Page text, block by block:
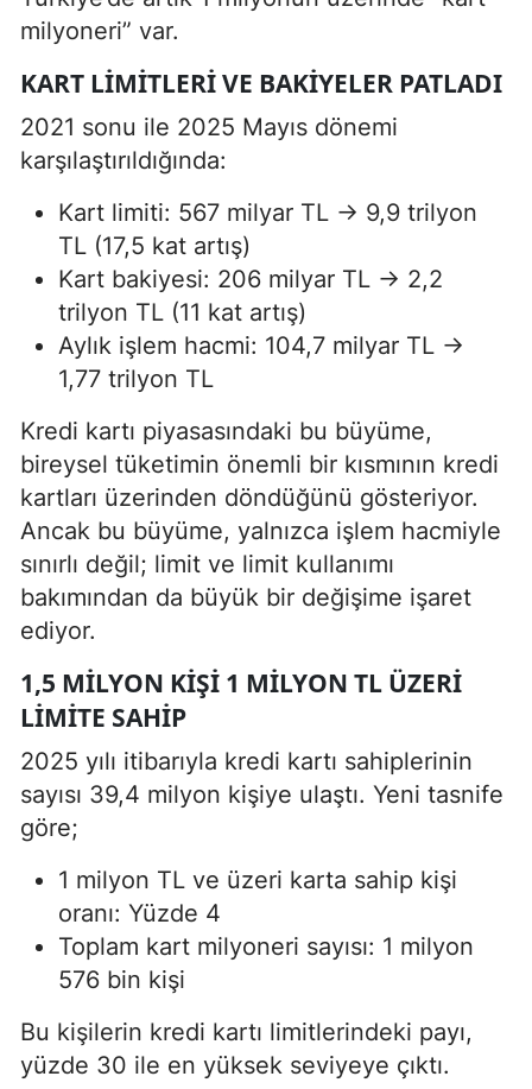
milyoneri” var.
KART LIMITLERI VE BAKIYELER PATLADI
2021 sonu ile 2025 Mayıs dönemi
karşılaştırıldığında:
Kart limiti: 567 milyar TL → 9,9 trilyon
TL (17,5 kat artış)
Kart bakiyesi: 206 milyar TL → 2,2
trilyon TL (11 kat artış)
Aylık işlem hacmi: 104,7 milyar TL →
1,77 trilyon TL
Kredi kartı piyasasındaki bu büyüme,
bireysel tüketimin önemli bir kısmının kredi
kartları üzerinden döndüğünü gösteriyor.
Ancak bu büyüme, yalnızca işlem hacmiyle
sınırlı değil; limit ve limit kullanımı
bakımından da büyük bir değişime işaret
ediyor.
1,5 MILYON KIŞI 1 MILYON TL ÜZERI
LIMITE SAHIP
2025 yılı itibarıyla kredi kartı sahiplerinin
sayısı 39,4 milyon kişiye ulaştı. Yeni tasnife
göre;
1 milyon TL ve üzeri karta sahip kişi
oranı: Yüzde 4
Toplam kart milyoneri sayısı: 1 milyon
576 bin kişi
Bu kişilerin kredi kartı limitlerindeki payı,
yüzde 30 ile en yüksek seviyeye çıktı.